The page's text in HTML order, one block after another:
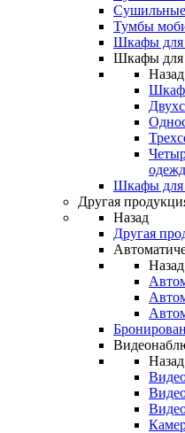
Тумбы
Шкафы для
Шкафы для
Назад
Шкафы для
Другая
Назад
Другая
Назад
Назад